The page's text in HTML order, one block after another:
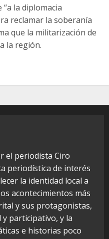
la diplomacia
reclamar la soberanía
que la militarización de
la región.
el periodista Ciro
periodística de interés
la identidad local a
acontecimientos más
y sus protagonistas,
participativo, y la
e historias poco